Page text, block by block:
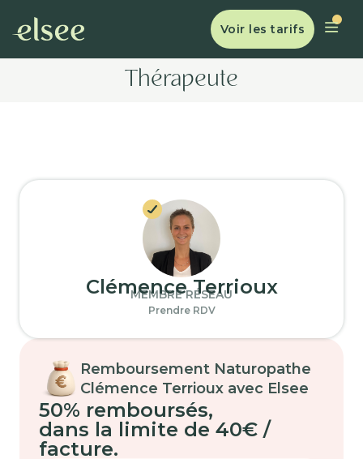
Voir les tarifs
Thérapeute
Clémence Terrioux
MEMBRE RÉSEAU
Prendre RDV
Remboursement Naturopathe
Clémence Terrioux avec Elsee
50% remboursés,
dans la limite de 40€ /
facture.